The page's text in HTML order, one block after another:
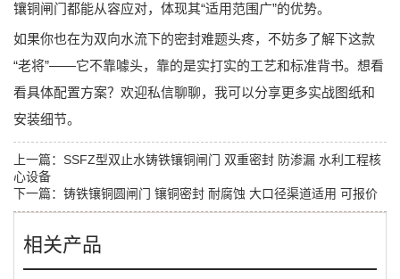
镶铜闸门都能从容应对，体现其“适用范围广”的优势。
如果你也在为双向水流下的密封难题头疼，不妨多了解下这款
“老将”——它不靠噱头，靠的是实打实的工艺和标准背书。想看
看具体配置方案？欢迎私信聊聊，我可以分享更多实战图纸和
安装细节。
上一篇： SSFZ型双止水铸铁镶铜闸门 双重密封 防渗漏 水利工程核
心设备
下一篇： 铸铁镶铜圆闸门 镶铜密封 耐腐蚀 大口径渠道适用 可报价
相关产品